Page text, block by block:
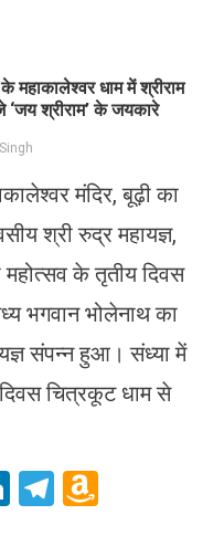
धाम में श्रीराम
श्रीराम’ के जयकारे
मंदिर, बूढ़ी का
श्री रुद्र महायज्ञ,
महोत्सव के तृतीय दिवस
भगवान भोलेनाथ का
संपन्न हुआ। संध्या में
चित्रकूट धाम से
LinkedIn
Telegram